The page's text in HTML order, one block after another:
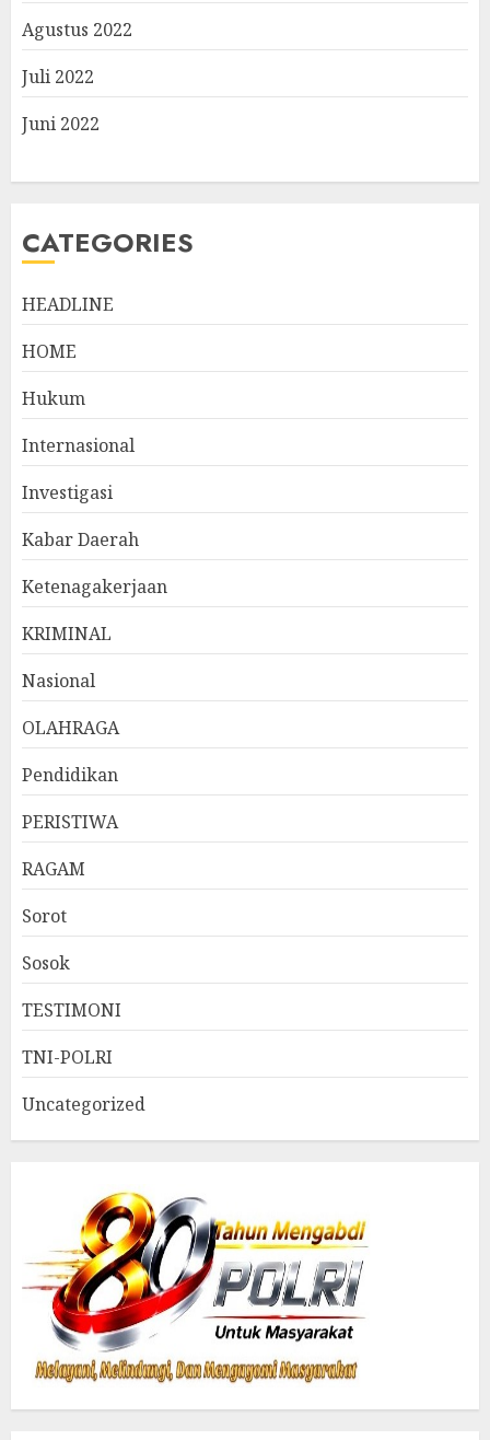
Agustus 2022
Juli 2022
Juni 2022
CATEGORIES
HEADLINE
HOME
Hukum
Internasional
Investigasi
Kabar Daerah
Ketenagakerjaan
KRIMINAL
Nasional
OLAHRAGA
Pendidikan
PERISTIWA
RAGAM
Sorot
Sosok
TESTIMONI
TNI-POLRI
Uncategorized